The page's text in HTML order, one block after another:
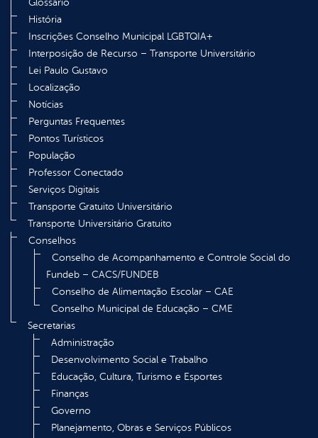
Glossário
História
Inscrições Conselho Municipal LGBTQIA+
Interposição de Recurso – Transporte Universitário
Lei Paulo Gustavo
Localização
Notícias
Perguntas Frequentes
Pontos Turísticos
População
Professor Conectado
Serviços Digitais
Transporte Gratuito Universitário
Transporte Universitário Gratuito
Conselhos
Conselho de Acompanhamento e Controle Social do
Fundeb – CACS/FUNDEB
Conselho de Alimentação Escolar – CAE
Conselho Municipal de Educação – CME
Secretarias
Administração
Desenvolvimento Social e Trabalho
Educação, Cultura, Turismo e Esportes
Finanças
Governo
Planejamento, Obras e Serviços Públicos